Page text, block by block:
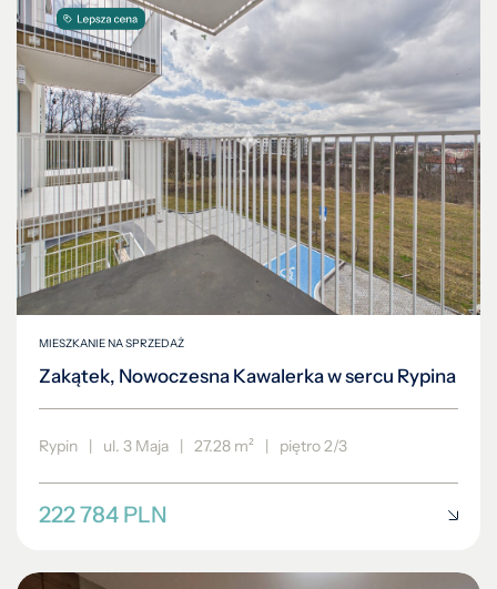
MIESZKANIE NA SPRZEDAŻ
Zakątek, Nowoczesna Kawalerka w sercu Rypina
Rypin ul. 3 Maja 27.28 m² piętro 2/3
222 784 PLN